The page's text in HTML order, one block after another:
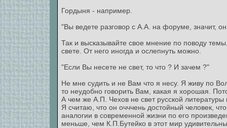
Гордыня - например.
"Вы ведете разговор с А.А. на форуме, значит,
Так и высказывайте свое мнение по поводу
свете. От него иногда и ослепнуть можно.
"Если Вы несете не свет, то что ? И зачем ?"
Не мне судить и не Вам что я несу. Я живу по
то неудобно говорить Вам, какая я хорошая.
А чем же А.П. Чехов не свет русской литературы
Я считаю, что он очччень достойный человек,
аналогии в современной жизни по его
меньше, чем К.П.Бутейко в этот мир